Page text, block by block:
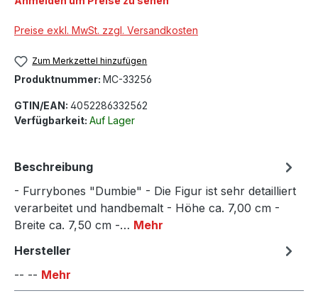
Preise exkl. MwSt. zzgl. Versandkosten
Zum Merkzettel hinzufügen
Produktnummer: MC-33256
GTIN/EAN: 4052286332562
Verfügbarkeit: Auf Lager
Beschreibung
- Furrybones "Dumbie" - Die Figur ist sehr detailliert
verarbeitet und handbemalt - Höhe ca. 7,00 cm -
Breite ca. 7,50 cm -… Mehr
Hersteller
-- -- Mehr